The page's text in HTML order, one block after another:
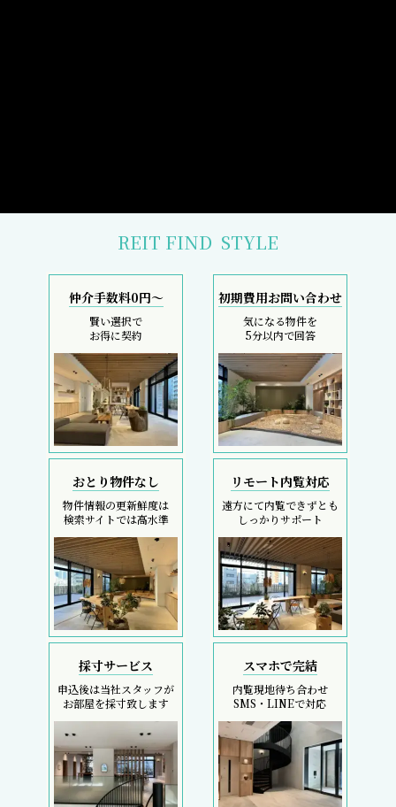
REIT FIND STYLE
仲介手数料0円～
賢い選択で
お得に契約
初期費用お問い合わせ
気になる物件を
5分以内で回答
おとり物件なし
物件情報の更新鮮度は
検索サイトでは高水準
リモート内覧対応
遠方にて内覧できずとも
しっかりサポート
採寸サービス
申込後は当社スタッフが
お部屋を採寸致します
スマホで完結
内覧現地待ち合わせ
SMS・LINEで対応